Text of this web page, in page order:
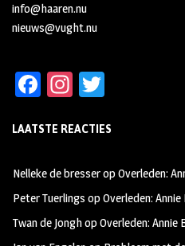
info@haaren.nu
nieuws@vught.nu
Fa
b
oo
k
In
ag
m
tt
LAATSTE REACTIES
Nelleke de bresseropOverleden:
Peter Tuerlings opOverleden:
Twan de JonghopOverleden: Annie